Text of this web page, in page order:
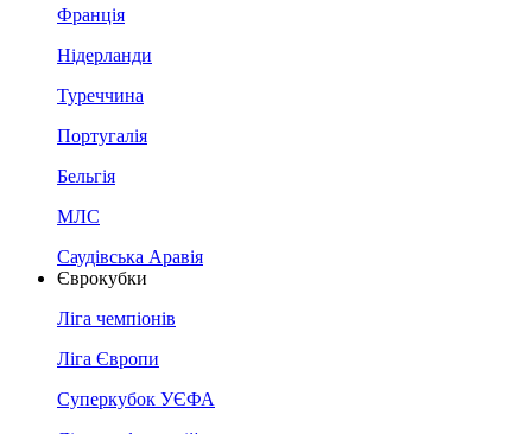
Франція
Нідерланди
Туреччина
Португалія
Бельгія
МЛС
Саудівська Аравія
Єврокубки
Ліга чемпіонів
Ліга Європи
Суперкубок УЄФА